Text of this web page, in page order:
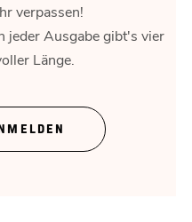
verpassen!
jeder Ausgabe gibt's vier
Länge.